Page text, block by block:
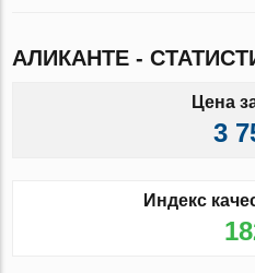
АЛИКАНТЕ -
Цена
3
Индекс